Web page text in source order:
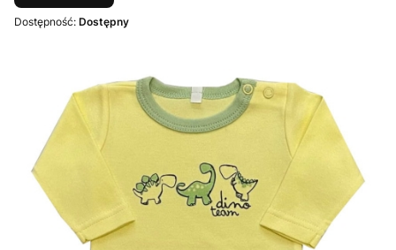
Dostępność: Dostępny